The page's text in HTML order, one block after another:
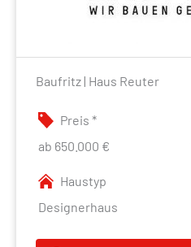
Baufritz | Haus Reuter
Preis *
ab 650.000 €
Haustyp
Designerhaus